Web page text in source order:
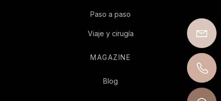
Paso a paso
Viaje y cirugía
MAGAZINE
Blog